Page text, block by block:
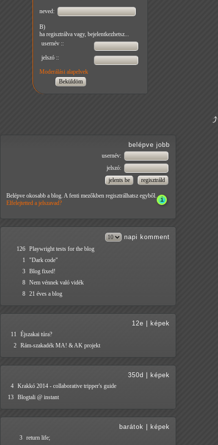
neved:
B)
ha regisztrálva vagy, bejelentkezhetsz...
usernév ::
jelszó ::
Moderálási alapelvek
belépve jobb
usernév:
jelszó:
Belépve okosabb a blog. A fenti mezőkben regisztrálhatsz egyből.
Elfelejtetted a jelszavad?
napi komment
126 Playwright tests for the blog
1
"Dark code"
3 Blog fixed!
8 Nem vénnek való vidék
8 21 éves a blog
12e képek
11
Éjszakai túra?
2 Rám-szakadék MA! & AK projekt
350d képek
4 Krakkó 2014 - collaborative tripper's guide
13 Blogtali @ instant
barátok képek
3 return life;